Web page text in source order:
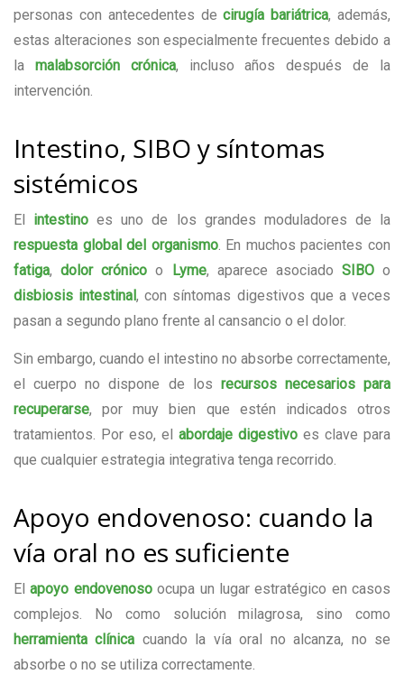
personas con antecedentes decirugía bariátrica, además,
estas alteraciones son especialmente frecuentes debido a
la malabsorción crónica, incluso años después de la
intervención.
Intestino, SIBO y síntomas
sistémicos
El intestino es uno de los grandes moduladores de la
respuesta global del organismo. En muchos pacientes con
fatiga,dolor crónico o Lyme, aparece asociado SIBOo
disbiosis intestinal, con síntomas digestivos que a veces
pasan a segundo plano frente al cansancio o el dolor.
Sin embargo, cuando el intestino no absorbe correctamente,
el cuerpo no dispone de los recursos necesarios para
recuperarse, por muy bien que estén indicados otros
tratamientos. Por eso, el abordaje digestivo es clave para
que cualquier estrategia integrativa tenga recorrido.
Apoyo endovenoso: cuando la
vía oral no es suficiente
Elapoyo endovenosoocupa un lugar estratégico en casos
complejos. No como solución milagrosa, sino como
herramienta clínica cuando la vía oral no alcanza, no se
absorbe o no se utiliza correctamente.